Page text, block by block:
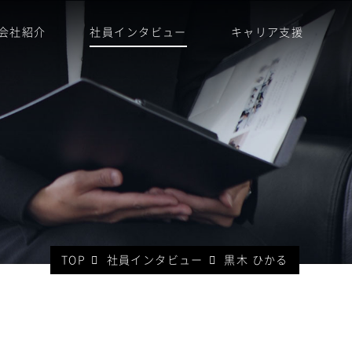
社紹介 社員インタビュー キャリア支援
TOP 社員インタビュー 黒木 ひかる